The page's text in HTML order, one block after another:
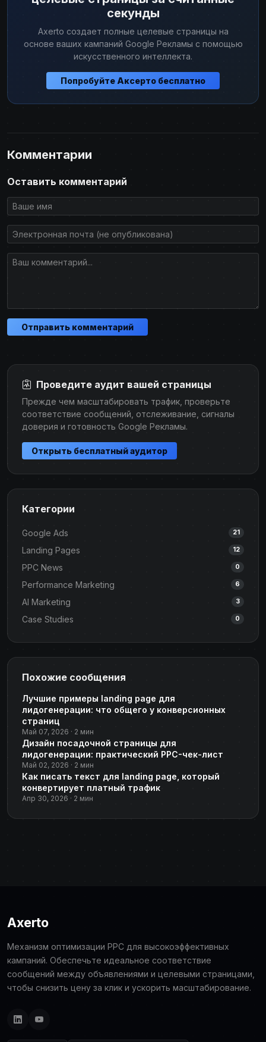
секунды
Axerto создает полные целевые страницы на
основе ваших кампаний Google Рекламы с помощью
искусственного интеллекта.
Попробуйте Аксерто бесплатно
Комментарии
Оставить комментарий
Отправить комментарий
Проведите аудит вашей страницы
Прежде чем масштабировать трафик, проверьте
соответствие сообщений, отслеживание, сигналы
доверия и готовность Google Рекламы.
Открыть бесплатный аудитор
Категории
Google Ads 21
Landing Pages 12
PPC News 0
Performance Marketing 6
AI Marketing 3
Case Studies 0
Похожие сообщения
Лучшие примеры landing page для
лидогенерации: что общего у конверсионных
страниц
Май 07, 2026 · 2 мин
Дизайн посадочной страницы для
лидогенерации: практический PPC-чек-лист
Май 02, 2026 · 2 мин
Как писать текст для landing page, который
конвертирует платный трафик
Апр 30, 2026 · 2 мин
Axerto
Механизм оптимизации PPC для высокоэффективных
кампаний. Обеспечьте идеальное соответствие
сообщений между объявлениями и целевыми страницами,
чтобы снизить цену за клик и ускорить масштабирование.